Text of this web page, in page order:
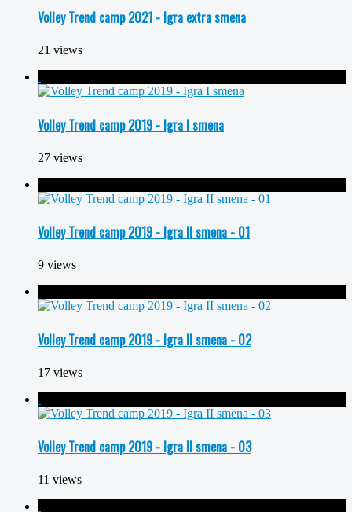
Volley Trend camp 2021 - Igra extra smena
21 views
Volley Trend camp 2019 - Igra I smena
27 views
Volley Trend camp 2019 - Igra II smena - 01
9 views
Volley Trend camp 2019 - Igra II smena - 02
17 views
Volley Trend camp 2019 - Igra II smena - 03
11 views